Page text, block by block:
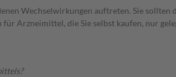
Wechselwirkungen auftreten. Sie
für Arzneimittel, die Sie selbst kaufen, nur